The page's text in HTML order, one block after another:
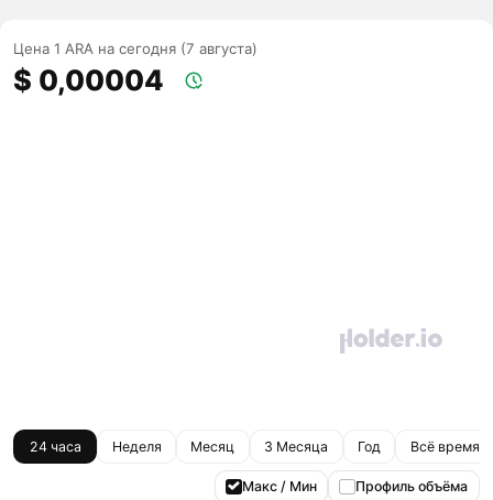
Цена 1 ARA на сегодня (7 августа)
$ 0,00004
24 часа Неделя Месяц 3 Месяца Год Всё время
Макс / Мин Профиль объёма